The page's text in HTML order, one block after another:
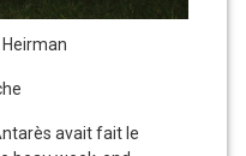
avait fait le